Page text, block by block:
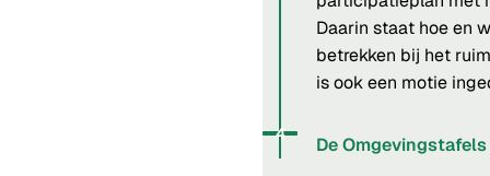
Daarin staat hoe en
betrekken bij het
is ook een motie
De Omgevingstafels
Status: Actief
Opvolgingsnummer:
4